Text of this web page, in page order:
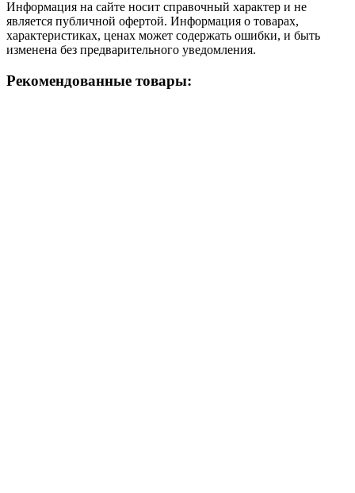
Информация на сайте носит справочный характер и не
является публичной офертой. Информация о товарах,
характеристиках, ценах может содержать ошибки, и быть
изменена без предварительного уведомления.
Рекомендованные товары: